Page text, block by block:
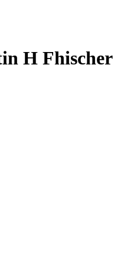
H Fhischer